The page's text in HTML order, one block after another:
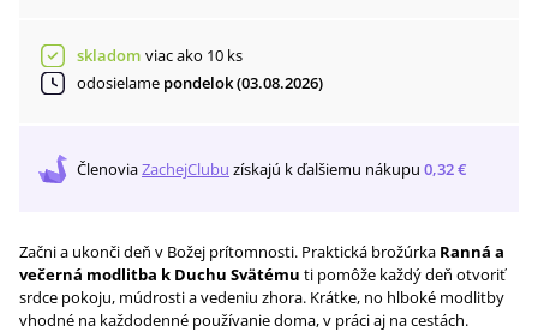
skladom viac ako 10 ks
odosielame pondelok (03.08.2026)
ČlenoviaZachejClubu získajú k ďalšiemu nákupu 0,32 €
Začni a ukonči deň v Božej prítomnosti. Praktická brožúrka Ranná a
večerná modlitba k Duchu Svätému ti pomôže každý deň otvoriť
srdce pokoju, múdrosti a vedeniu zhora. Krátke, no hlboké modlitby
vhodné na každodenné používanie doma, v práci aj na cestách.